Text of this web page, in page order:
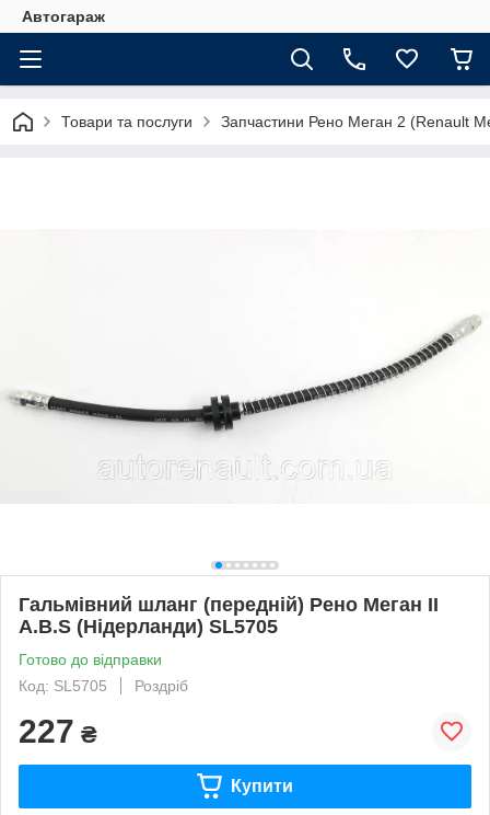
Автогараж
Товари та послуги Запчастини Рено Меган 2 (Renault
Гальмівний шланг (передній) Рено Меган II
A.B.S (Нідерланди) SL5705
Готово до відправки
Код: SL5705
Роздріб
227 ₴
Купити